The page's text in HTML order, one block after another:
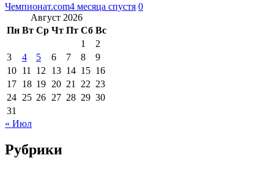
Чемпионат.com4 месяца спустя 0
Август 2026
Пн Вт Ср Чт Пт Сб Вс
1
2
3
4 5 6 7 8
9
10 11 12 13 14 15 16
17 18 19 20 21 22 23
24 25 26 27 28 29 30
31
« Июл
Рубрики